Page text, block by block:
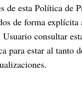
de esta Política de
de forma
consultar
para estar al tanto